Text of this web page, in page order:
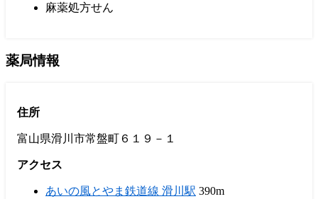
麻薬処方せん
薬局情報
住所
富山県滑川市常盤町６１９－１
アクセス
あいの風とやま鉄道線 滑川駅 390m